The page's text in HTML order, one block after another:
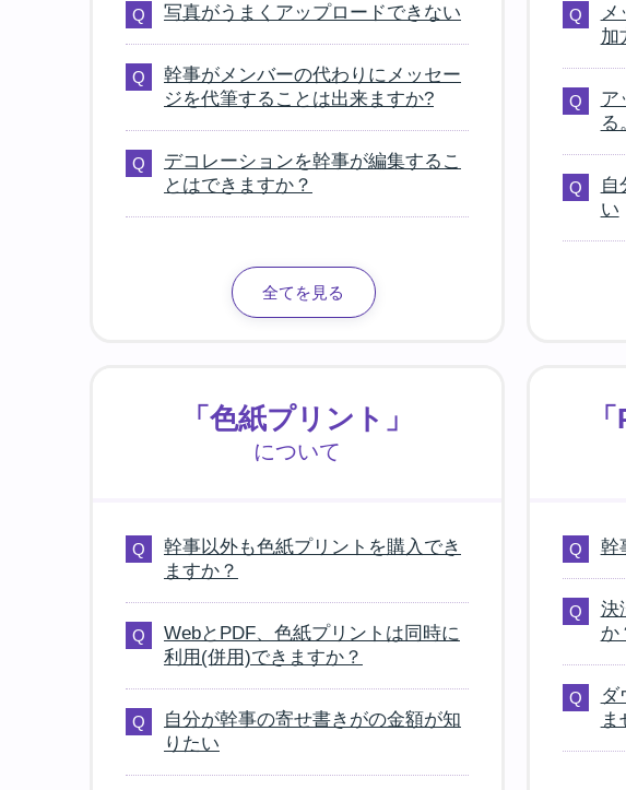
写真がうまくアップロードできない
幹事がメンバーの代わりにメッセー
ジを代筆することは出来ますか?
デコレーションを幹事が編集するこ
とはできますか？
全てを見る
メ
加
ア
る
自
い
「色紙プリント」
について
幹事以外も色紙プリントを購入でき
ますか？
WebとPDF、色紙プリントは同時に
利用(併用)できますか？
自分が幹事の寄せ書きがの金額が知
りたい
幹
決
か
ダ
ま